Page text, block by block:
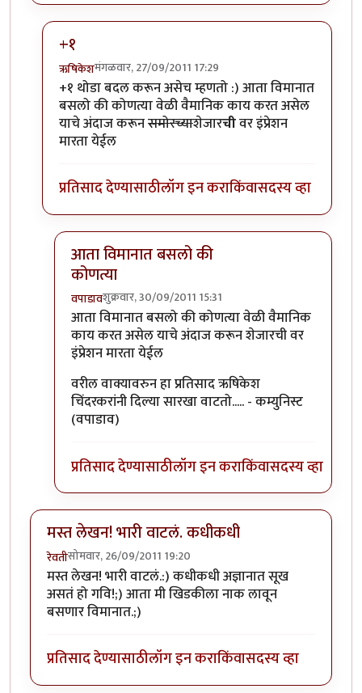
+१
ऋषिकेशमंगळवार, 27/09/2011 17:29
In reply toआवडलेbyस्मिता.
+१ थोडा बदल करून असेच म्हणतो :) आता विमानात
बसलो की कोणत्या वेळी वैमानिक काय करत असेल
याचे अंदाज करूनसमोरच्याशेजारचीवर इंप्रेशन
मारता येईल
प्रतिसाद देण्यासाठीलॉग इन कराकिंवासदस्य व्हा
आता विमानात बसलो की
कोणत्या
वपाडावशुक्रवार, 30/09/2011 15:31
In reply to+१byऋषिकेश
आता विमानात बसलो की कोणत्या वेळी वैमानिक
काय करत असेल याचे अंदाज करून शेजारची वर
इंप्रेशन मारता येईल
वरील वाक्यावरुन हा प्रतिसाद ऋषिकेश
चिंदरकरांनी दिल्या सारखा वाटतो..... - कम्युनिस्ट
(वपाडाव)
प्रतिसाद देण्यासाठीलॉग इन कराकिंवासदस्य व्हा
मस्त लेखन! भारी वाटलं. कधीकधी
रेवतीसोमवार, 26/09/2011 19:20
मस्त लेखन! भारी वाटलं.:) कधीकधी अज्ञानात सूख
असतं हो गवि!;) आता मी खिडकीला नाक लावून
बसणार विमानात.;)
प्रतिसाद देण्यासाठीलॉग इन कराकिंवासदस्य व्हा